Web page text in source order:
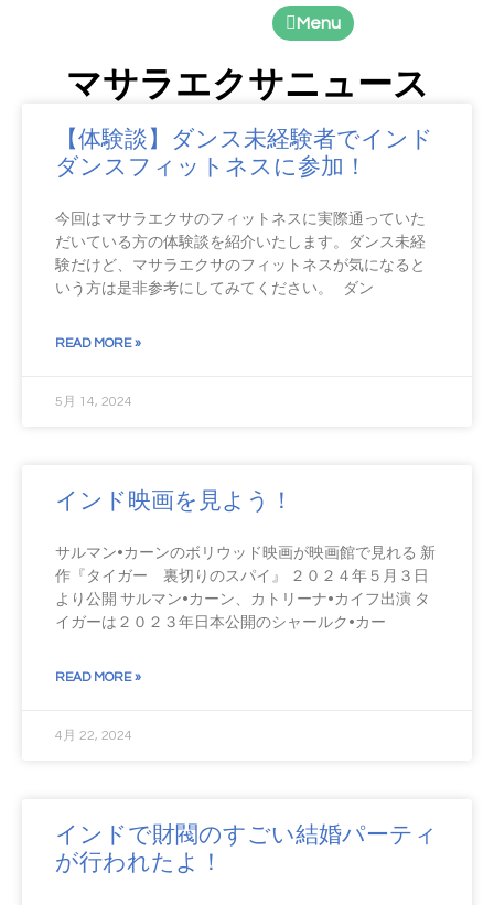
Menu
マサラエクサニュース
【体験談】ダンス未経験者でインド
ダンスフィットネスに参加！
今回はマサラエクサのフィットネスに実際通っていた
だいている方の体験談を紹介いたします。ダンス未経
験だけど、マサラエクサのフィットネスが気になると
いう方は是非参考にしてみてください。 ダン
READ MORE »
5月 14, 2024
インド映画を見よう！
サルマン•カーンのボリウッド映画が映画館で見れる 新
作『タイガー 裏切りのスパイ』 ２０２４年５月３日
より公開 サルマン•カーン、カトリーナ•カイフ出演 タ
イガーは２０２３年日本公開のシャールク•カー
READ MORE »
4月 22, 2024
インドで財閥のすごい結婚パーティ
が行われたよ！